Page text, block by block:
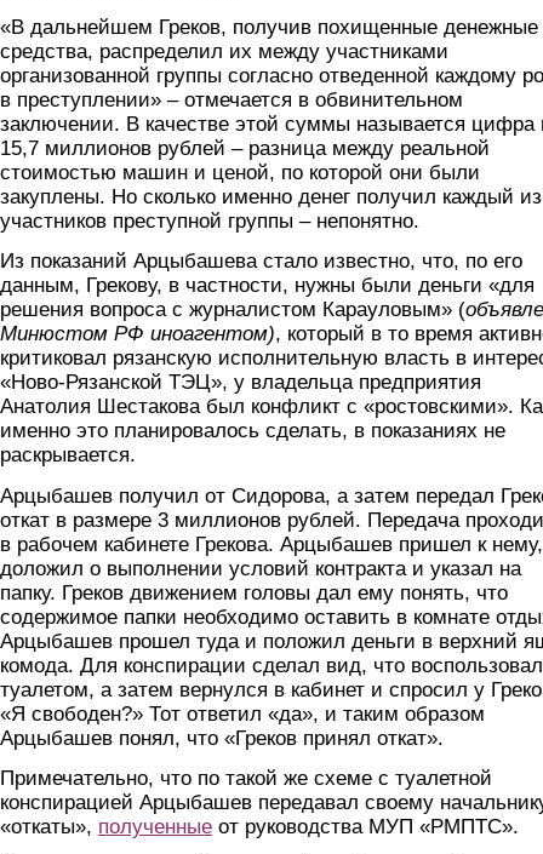
«В дальнейшем Греков, получив похищенные денежные
средства, распределил их между участниками
организованной группы согласно отведенной каждому
в преступлении» – отмечается в обвинительном
заключении. В качестве этой суммы называется цифра
15,7 миллионов рублей – разница между реальной
стоимостью машин и ценой, по которой они были
закуплены. Но сколько именно денег получил каждый из
участников преступной группы – непонятно.
Из показаний Арцыбашева стало известно, что, по его
данным, Грекову, в частности, нужны были деньги «для
решения вопроса с журналистом Карауловым» (
Минюстом РФ иноагентом), который в то время
критиковал рязанскую исполнительную власть в
«Ново-Рязанской ТЭЦ», у владельца предприятия
Анатолия Шестакова был конфликт с «ростовскими».
именно это планировалось сделать, в показаниях не
раскрывается.
Арцыбашев получил от Сидорова, а затем передал
откат в размере 3 миллионов рублей. Передача
в рабочем кабинете Грекова. Арцыбашев пришел к нему,
доложил о выполнении условий контракта и указал на
папку. Греков движением головы дал ему понять, что
содержимое папки необходимо оставить в комнате
Арцыбашев прошел туда и положил деньги в верхний
комода. Для конспирации сделал вид, что
туалетом, а затем вернулся в кабинет и спросил у
«Я свободен?» Тот ответил «да», и таким образом
Арцыбашев понял, что «Греков принял откат».
Примечательно, что по такой же схеме с туалетной
конспирацией Арцыбашев передавал своему
«откаты», полученные от руководства МУП «РМПТС».